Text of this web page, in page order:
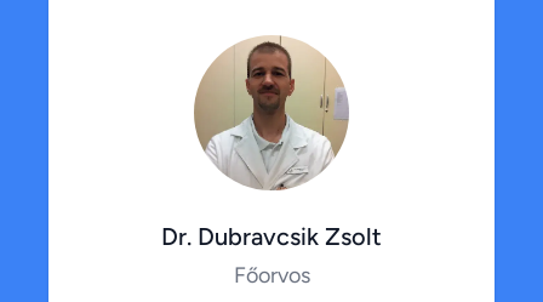
Dr. Dubravcsik Zsolt
Főorvos